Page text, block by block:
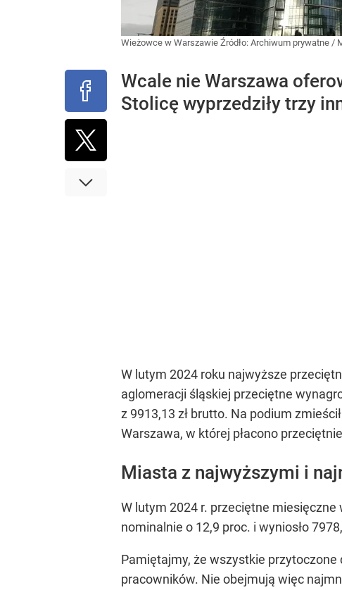
Wieżowce w Warszawie Źródło: Archiwum prywatne /
Wcale nie Warszawa
Stolicę wyprzedziły trzy
W lutym 2024 roku najwyższe
aglomeracji śląskiej przeciętne
z 9913,13 zł brutto. Na podium
Warszawa, w której płacono
Miasta z najwyższymi i
W lutym 2024 r. przeciętne
nominalnie o 12,9 proc. i wyniosło
Pamiętajmy, że wszystkie
pracowników. Nie obejmują więc